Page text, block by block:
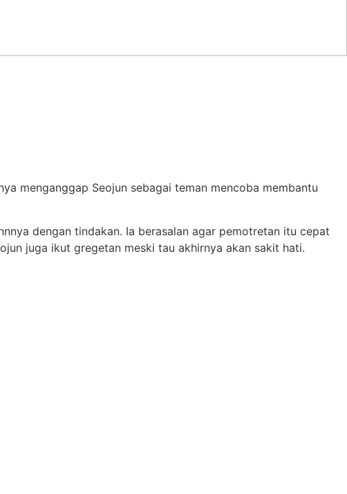
menganggap Seojun sebagai teman mencoba membantu
dengan tindakan. Ia berasalan agar pemotretan itu cepat
juga ikut gregetan meski tau akhirnya akan sakit hati.